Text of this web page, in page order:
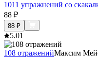
1011 упражнений со
88 ₽
88 ₽
5.01
108 отраженийМаксим